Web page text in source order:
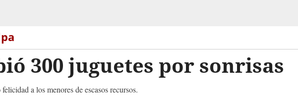
300 juguetes por sonrisas
a los menores de escasos recursos.